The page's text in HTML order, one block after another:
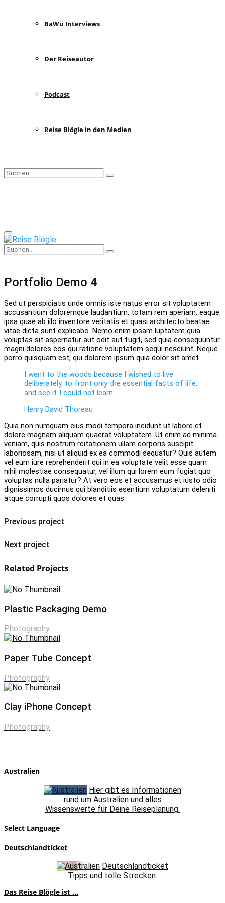
BaWü Interviews
Der Reiseautor
Podcast
Reise Blögle in den Medien
Search
Search
Primary
Menu
Search
for:
Search
Portfolio Demo 4
Sed ut perspiciatis unde omnis iste natus error sit voluptatem
accusantium doloremque laudantium, totam rem aperiam, eaque
ipsa quae ab illo inventore veritatis et quasi architecto beatae
vitae dicta sunt explicabo. Nemo enim ipsam luptatem quia
voluptas sit aspernatur aut odit aut fugit, sed quia consequuntur
magni dolores eos qui ratione voluptatem sequi nesciunt. Neque
porro quisquam est, qui dolorem ipsum quia dolor sit amet
I went to the woods because I wished to live
deliberately, to front only the essential facts of life,
and see if I could not learn.
Henry David Thoreau
Quia non numquam eius modi tempora incidunt ut labore et
dolore magnam aliquam quaerat voluptatem. Ut enim ad minima
veniam, quis nostrum rcitationem ullam corporis suscipit
laboriosam, nisi ut aliquid ex ea commodi sequatur? Quis autem
vel eum iure reprehenderit qui in ea voluptate velit esse quam
nihil molestiae consequatur, vel illum qui lorem eum fugiat quo
voluptas nulla pariatur? At vero eos et accusamus et iusto odio
dignissimos ducimus qui blanditiis esentium voluptatum deleniti
atque corrupti quos dolores et quas.
Previous project
Next project
Related Projects
Plastic Packaging Demo
Photography
Paper Tube Concept
Photography
Clay iPhone Concept
Photography
Australien
Hier gibt es Informationen
rund um Australien und alles
Wissenswerte für Deine Reiseplanung.
Select Language
Deutschlandticket
Deutschlandticket
Tipps und tolle Strecken.
Das Reise Blögle ist ...